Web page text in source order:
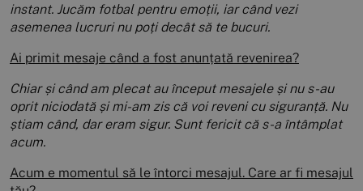
instant. Jucăm fotbal pentru emoții, iar când vezi
asemenea lucruri nu poți decât să te bucuri.
Ai primit mesaje când a fost anunțată revenirea?
Chiar și când am plecat au început mesajele și nu s-au
oprit niciodată și mi-am zis că voi reveni cu siguranță. Nu
știam când, dar eram sigur. Sunt fericit că s-a întâmplat
acum.
Acum e momentul să le întorci mesajul. Care ar fi mesajul